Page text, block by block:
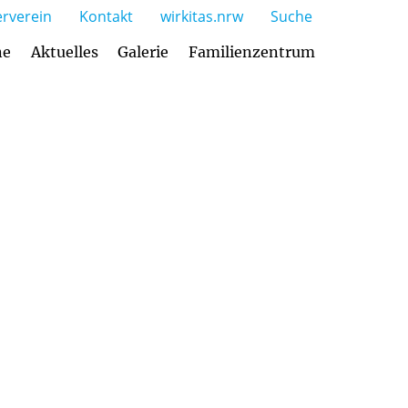
Aktuelles Galerie Familienzentrum
Kontakt wirkitas.nrw Suche